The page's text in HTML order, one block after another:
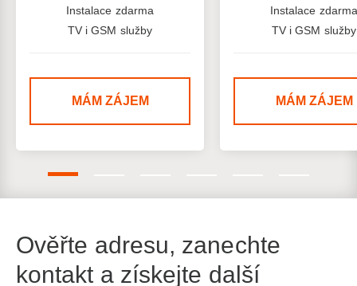
Instalace zdarma
TV i GSM služby
MÁM ZÁJEM
Instalace
TV i GSM služby
MÁM ZÁJEM
Ověřte adresu, zanechte
kontakt a získejte další